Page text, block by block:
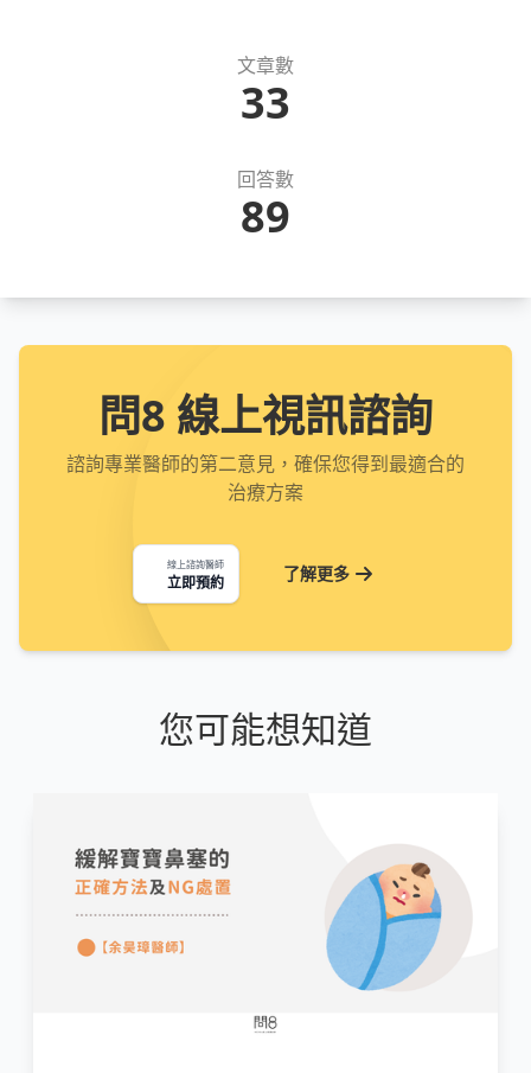
文章數
33
回答數
89
問8 線上視訊諮詢
諮詢專業醫師的第二意見，確保您得到最適合的
治療方案
線上諮詢醫師
立即預約 了解更多
您可能想知道